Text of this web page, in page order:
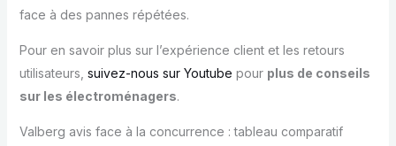
face à des pannes répétées.
Pour en savoir plus sur l’expérience client et les retours
utilisateurs, suivez-nous sur Youtube pour plus de conseils
sur les électroménagers.
Valberg avis face à la concurrence : tableau comparatif